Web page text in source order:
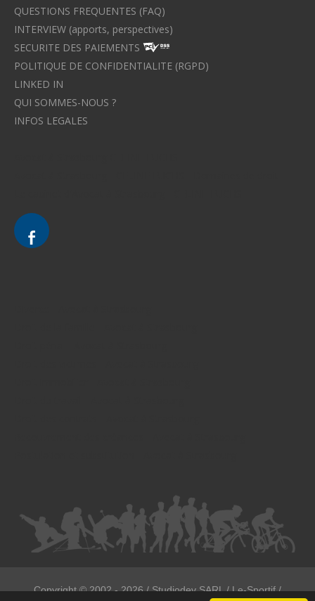
QUESTIONS FREQUENTES (FAQ)
INTERVIEW (apports, perspectives)
SECURITE DES PAIEMENTS
POLITIQUE DE CONFIDENTIALITE (RGPD)
LINKED IN
QUI SOMMES-NOUS ?
INFOS LEGALES
Copyright ©2002 - 2026/ Studiodev SARL / Le-Sportif /